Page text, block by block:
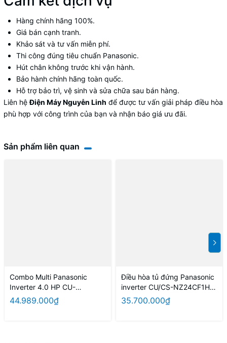
Hàng chính hãng 100%.
Giá bán cạnh tranh.
Khảo sát và tư vấn miễn phí.
Thi công đúng tiêu chuẩn Panasonic.
Hút chân không trước khi vận hành.
Bảo hành chính hãng toàn quốc.
Hỗ trợ bảo trì, vệ sinh và sửa chữa sau bán hàng.
Liên hệĐiện Máy Nguyễn Linh để được tư vấn giải pháp điều hòa
phù hợp với công trình của bạn và nhận báo giá ưu đãi.
Sản phẩm liên quan
Combo Multi Panasonic
Inverter 4.0 HP CU-
4U34YBZ / CS-MPU9YKZ +
MPU9YKZ + CS-MPU12YKZ
44.989.000₫
Điều hòa tủ đứng Panasonic
inverter CU/CS-NZ24CF1H-
8N (màu vàng)
35.700.000₫